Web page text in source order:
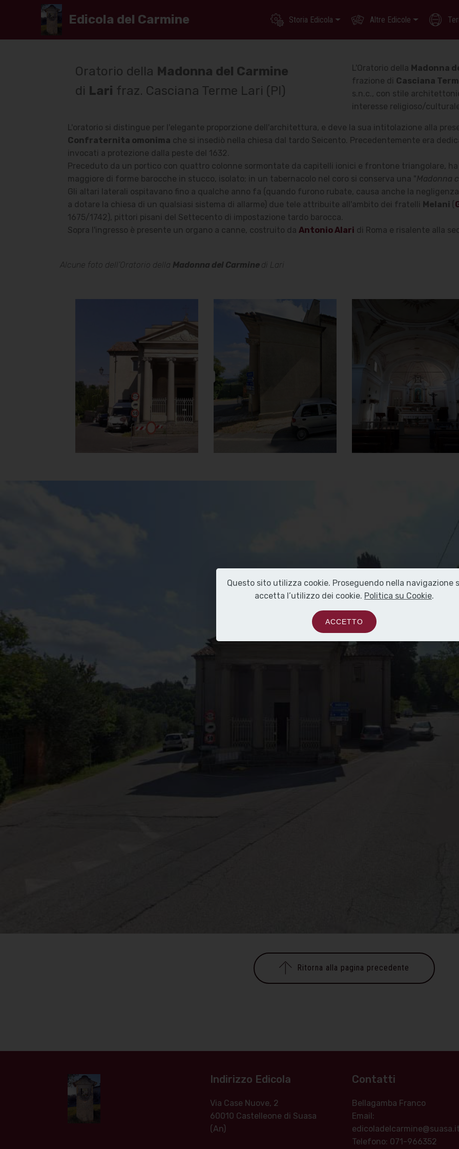
Edicola del Carmine Storia Edicola Altre Edicole
Oratorio della Madonna del Carmine
di Lari fraz. Casciana Terme Lari (PI)
L'Oratorio della Madonna
frazione di Casciana
s.n.c., con stile
interesse religioso/
L'oratorio si distingue per l'elegante proporzione dell'architettura, e deve la sua intitolazione alla
Confraternita omonima che si insediò nella chiesa dal tardo Seicento. Precedentemente era
invocati a protezione dalla peste del 1632.
Preceduto da un portico con quattro colonne sormontate da capitelli ionici e frontone triangolare,
maggiore di forme barocche in stucco, isolato; in un tabernacolo nel coro si conserva una "Madonna
Gli altari laterali ospitavano fino a qualche anno fa (quando furono rubate, causa anche la
a dotare la chiesa di un qualsiasi sistema di allarme) due tele attribuite all'ambito dei fratelli Melani (
1675/1742), pittori pisani del Settecento di impostazione tardo barocca.
Sopra l'ingresso è presente un organo a canne, costruito da Antonio Alari di Roma e risalente alla
Alcune foto dell'Oratorio della Madonna del Carmine di Lari
Oratorio della
Madonna del
Carmine
Facciata
Clicca per ingrandire
]
Oratorio della
Madonna del
Vista dal lato destro
Clicca per ingrandire
Interno
Clicca per ingrandire
]
Ritorna alla pagina precedente
Indirizzo Edicola
Via Case Nuove, 2
60010 Castelleone di Suasa
(An)
Contatti
Bellagamba Franco
Email:
Telefono: 071-966352
Questo sito utilizza cookie. Proseguendo nella navigazione
accetta l’utilizzo dei cookie. Politica su Cookie.
ACCETTO